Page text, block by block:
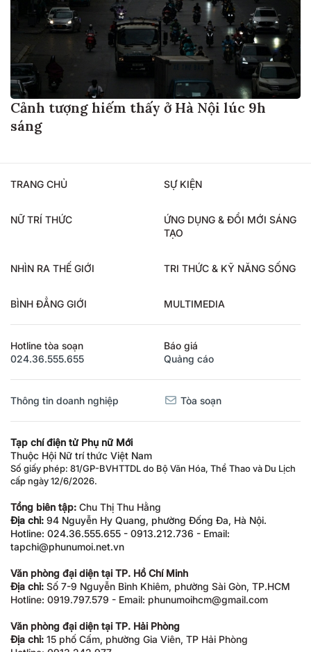
Cảnh tượng hiếm thấy ở Hà Nội lúc 9h
sáng
TRANG CHỦ SỰ KIỆN
NỮ TRÍ THỨC
ỨNG DỤNG & ĐỔI MỚI SÁNG
TẠO
NHÌN RA THẾ GIỚI TRI THỨC & KỸ NĂNG SỐNG
BÌNH ĐẲNG GIỚI MULTIMEDIA
Hotline tòa soạn
024.36.555.655
Báo giá
Quảng cáo
Thông tin doanh nghiệp Tòa soạn
Tạp chí điện tử Phụ nữ Mới
Thuộc Hội Nữ trí thức Việt Nam
Số giấy phép: 81/GP-BVHTTDL do Bộ Văn Hóa, Thể Thao và Du Lịch
cấp ngày 12/6/2026.
Tổng biên tập: Chu Thị Thu Hằng
Địa chỉ: 94 Nguyễn Hy Quang, phường Đống Đa, Hà Nội.
Hotline: 024.36.555.655 - 0913.212.736 - Email:
tapchi@phunumoi.net.vn
Văn phòng đại diện tại TP. Hồ Chí Minh
Địa chỉ: Số 7-9 Nguyễn Bỉnh Khiêm, phường Sài Gòn, TP.HCM
Hotline: 0919.797.579 - Email: phunumoihcm@gmail.com
Văn phòng đại diện tại TP. Hải Phòng
Địa chỉ: 15 phố Cấm, phường Gia Viên, TP Hải Phòng